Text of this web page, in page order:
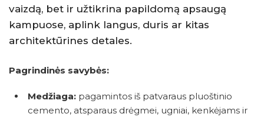
vaizdą, bet ir užtikrina papildomą apsaugą
kampuose, aplink langus, duris ar kitas
architektūrines detales.
Pagrindinės savybės:
Medžiaga: pagamintos iš patvaraus pluoštinio
cemento, atsparaus drėgmei, ugniai, kenkėjams ir